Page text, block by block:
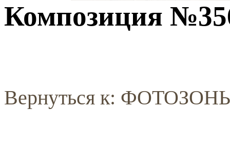
Композиция
Вернуться к: